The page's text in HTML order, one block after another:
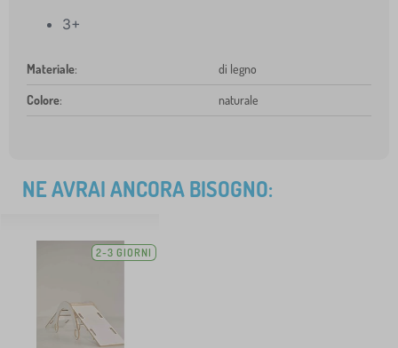
3+
Materiale: di legno
Colore: naturale
NE AVRAI ANCORA BISOGNO:
2-3 GIORNI